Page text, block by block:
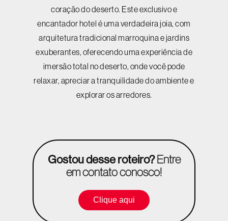
coração do deserto. Este exclusivo e
encantador hotel é uma verdadeira joia, com
arquitetura tradicional marroquina e jardins
exuberantes, oferecendo uma experiência de
imersão total no deserto, onde você pode
relaxar, apreciar a tranquilidade do ambiente e
explorar os arredores.
Gostou desse roteiro?Entre
em contato conosco!
Clique aqui